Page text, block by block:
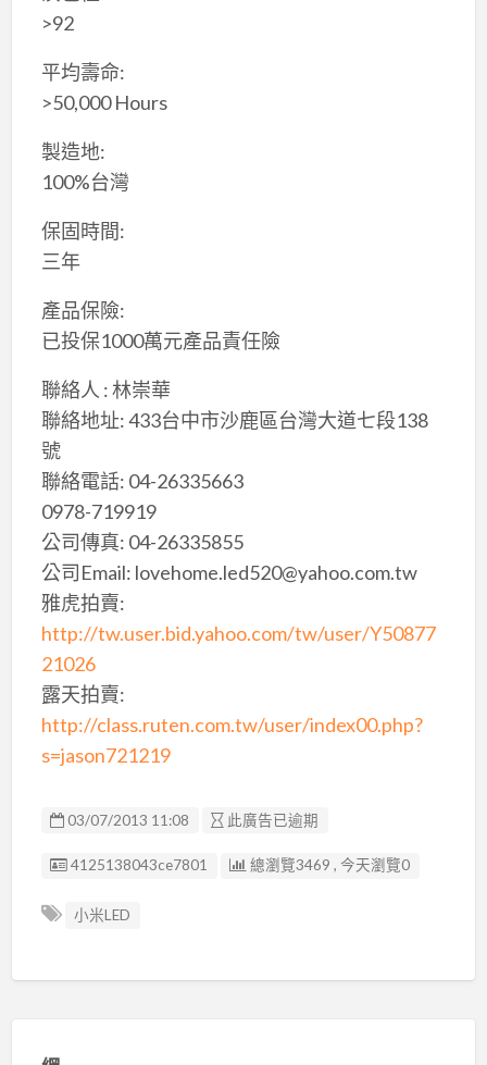
>92
平均壽命:
>50,000 Hours
製造地:
100%台灣
保固時間:
三年
產品保險:
已投保1000萬元產品責任險
聯絡人 : 林崇華
聯絡地址: 433台中市沙鹿區台灣大道七段138
號
聯絡電話: 04-26335663
0978-719919
公司傳真: 04-26335855
公司Email: lovehome.led520@yahoo.com.tw
雅虎拍賣:
http://tw.user.bid.yahoo.com/tw/user/Y50877
21026
露天拍賣:
http://class.ruten.com.tw/user/index00.php?
s=jason721219
03/07/2013 11:08 此廣告已逾期
廣告编號
4125138043ce7801 總瀏覽3469 , 今天瀏覽0
小米LED